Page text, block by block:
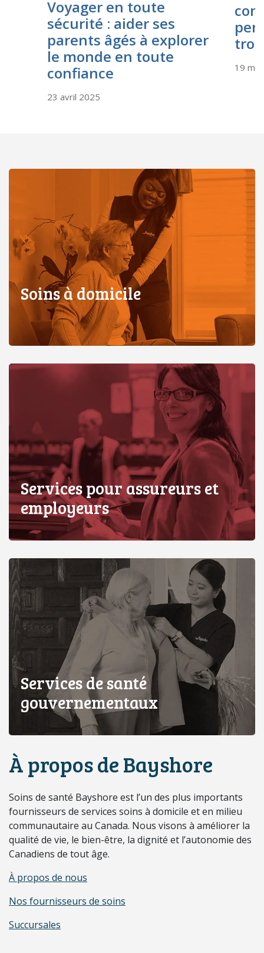
Voyager en toute
sécurité : aider ses
parents âgés à explorer
le monde en toute
confiance
23 avril 2025
19
Soins à domicile
Services pour assureurs et
employeurs
Services de santé
gouvernementaux
À propos de Bayshore
Soins de santé Bayshore est l’un des plus importants
fournisseurs de services soins à domicile et en milieu
communautaire au Canada. Nous visons à améliorer la
qualité de vie, le bien-être, la dignité et l’autonomie des
Canadiens de tout âge.
À propos de nous
Nos fournisseurs de soins
Succursales